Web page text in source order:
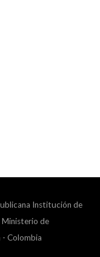
Institución de
Ministerio de
Colombia